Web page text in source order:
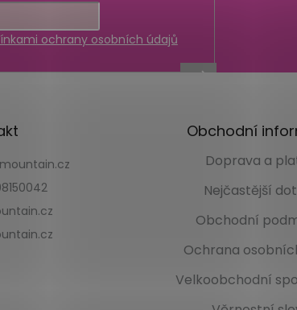
ochrany osobních údajů
Obchodní
Doprava a
Nejčastější
Obchodní
Ochrana
Velkoobchodní